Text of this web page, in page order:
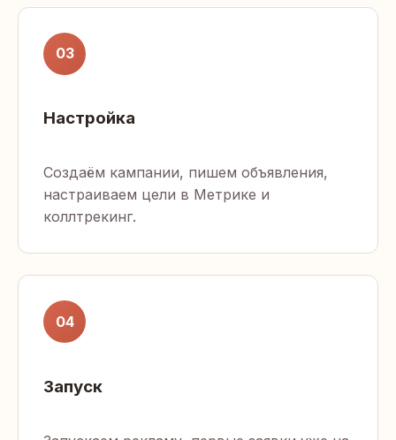
03
Настройка
Создаём кампании, пишем объявления,
настраиваем цели в Метрике и
коллтрекинг.
04
Запуск